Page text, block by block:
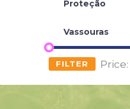
Proteção
Vassouras
FILTER